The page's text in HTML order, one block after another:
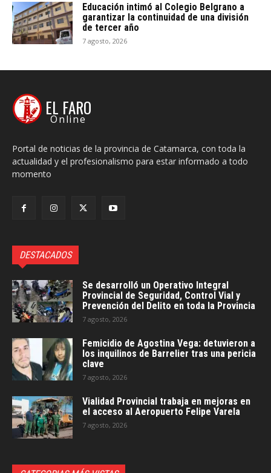
Educación intimó al Colegio Belgrano a
garantizar la continuidad de una división
de tercer año
7 agosto, 2026
EL FARO
Online
Portal de noticias de la provincia de Catamarca, con toda la
actualidad y el profesionalismo para estar informado a todo
momento
DESTACADOS
Se desarrolló un Operativo Integral
Provincial de Seguridad, Control Vial y
Prevención del Delito en toda la Provincia
7 agosto, 2026
Femicidio de Agostina Vega: detuvieron a
los inquilinos de Barrelier tras una pericia
clave
7 agosto, 2026
Vialidad Provincial trabaja en mejoras en
el acceso al Aeropuerto Felipe Varela
7 agosto, 2026